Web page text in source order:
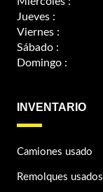
Jueves :
Viernes :
Sábado :
Domingo :
INVENTARIO
Camiones usado
Remolques usados